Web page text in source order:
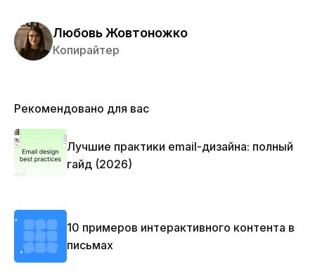
Любовь Жовтоножко
Копирайтер
Рекомендовано для вас
Лучшие практики email-дизайна: полный
гайд (2026)
10 примеров интерактивного контента в
письмах